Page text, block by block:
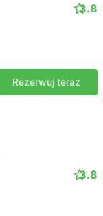
3.8
Rezerwuj teraz
3.8